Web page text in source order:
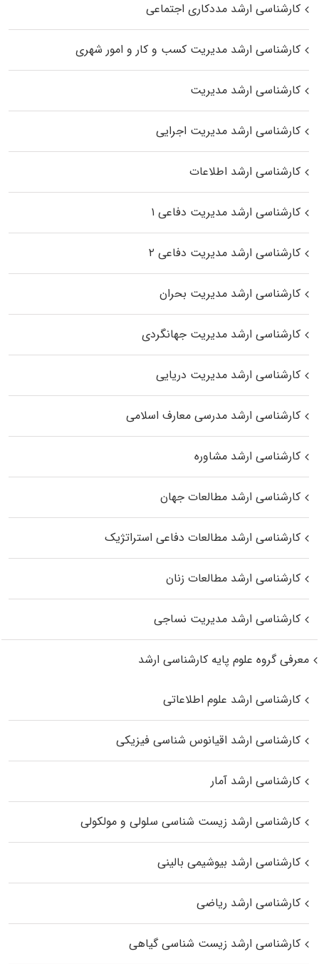
کارشناسی ارشد مددکاری اجتماعی
کارشناسی ارشد مدیریت کسب و کار و امور شهری
کارشناسی ارشد مدیریت
کارشناسی ارشد مدیریت اجرایی
کارشناسی ارشد اطلاعات
کارشناسی ارشد مدیریت دفاعی ۱
کارشناسی ارشد مدیریت دفاعی ۲
کارشناسی ارشد مدیریت بحران
کارشناسی ارشد مدیریت جهانگردی
کارشناسی ارشد مدیریت دریایی
کارشناسی ارشد مدرسی معارف اسلامی
کارشناسی ارشد مشاوره
کارشناسی ارشد مطالعات جهان
کارشناسی ارشد مطالعات دفاعی استراتژیک
کارشناسی ارشد مطالعات زنان
کارشناسی ارشد مدیریت نساجی
معرفی گروه علوم پایه کارشناسی ارشد
کارشناسی ارشد علوم اطلاعاتی
کارشناسی ارشد اقیانوس‌ شناسی فیزیکی
کارشناسی ارشد آمار
کارشناسی ارشد زیست شناسی سلولی و مولکولی
کارشناسی ارشد بیوشیمی بالینی
کارشناسی ارشد ریاضی
کارشناسی ارشد زیست‌ شناسی گیاهی